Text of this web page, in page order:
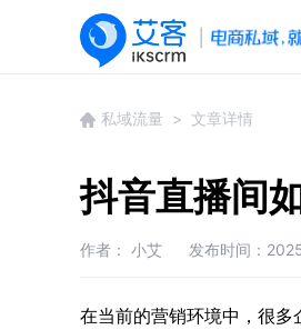
私域流量 > 文章详情
抖音直播间
作者： 小艾 发布时间：
在当前的营销环境中，很